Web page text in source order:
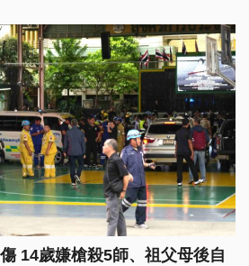
14歲嫌槍殺5師、祖父母後自